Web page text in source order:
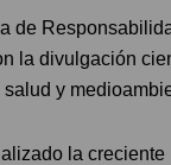
de
la divulgación
y
la